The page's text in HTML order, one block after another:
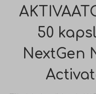
50
NextGen